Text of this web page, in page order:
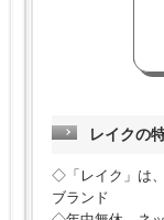
レイクの
◇「レイク」は
ブランド